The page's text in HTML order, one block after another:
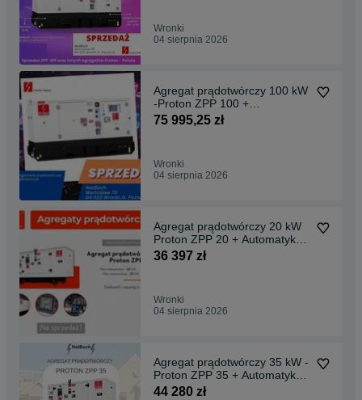
Wronki
04 sierpnia 2026
Agregat prądotwórczy 100 kW
-Proton ZPP 100 +
Automatyka SZR
75 995,25 zł
Wronki
04 sierpnia 2026
Agregat prądotwórczy 20 kW
Proton ZPP 20 + Automatyka
SZR
36 397 zł
Wronki
04 sierpnia 2026
Agregat prądotwórczy 35 kW -
Proton ZPP 35 + Automatyka
SZR
44 280 zł